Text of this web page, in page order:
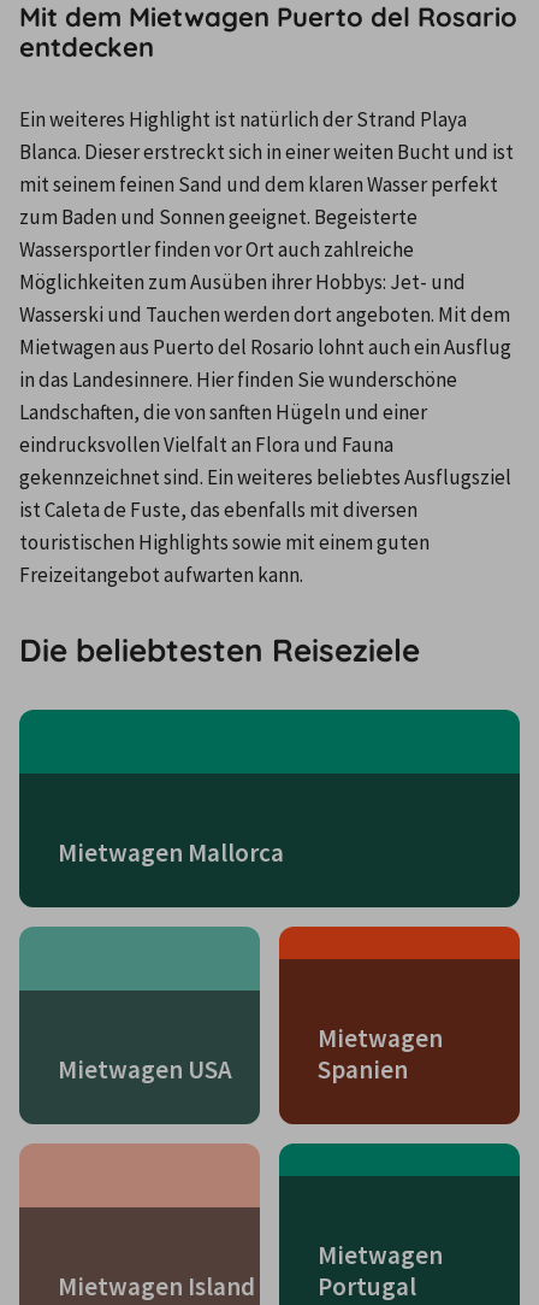
Mit dem Mietwagen Puerto del Rosario
entdecken
Ein weiteres Highlight ist natürlich der Strand Playa
Blanca. Dieser erstreckt sich in einer weiten Bucht und ist
mit seinem feinen Sand und dem klaren Wasser perfekt
zum Baden und Sonnen geeignet. Begeisterte
Wassersportler finden vor Ort auch zahlreiche
Möglichkeiten zum Ausüben ihrer Hobbys: Jet- und
Wasserski und Tauchen werden dort angeboten. Mit dem
Mietwagen aus Puerto del Rosario lohnt auch ein Ausflug
in das Landesinnere. Hier finden Sie wunderschöne
Landschaften, die von sanften Hügeln und einer
eindrucksvollen Vielfalt an Flora und Fauna
gekennzeichnet sind. Ein weiteres beliebtes Ausflugsziel
ist Caleta de Fuste, das ebenfalls mit diversen
touristischen Highlights sowie mit einem guten
Freizeitangebot aufwarten kann.
Die beliebtesten Reiseziele
Mietwagen Mallorca
Mietwagen USA
Mietwagen
Spanien
Mietwagen Island
Mietwagen
Portugal